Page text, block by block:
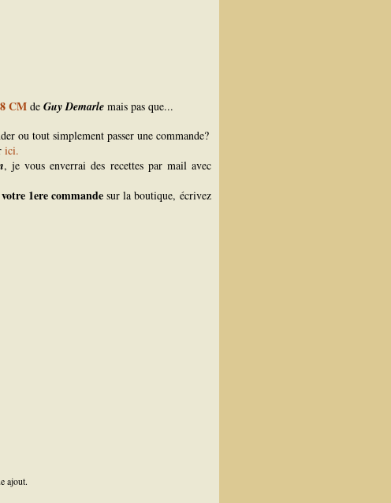
CM de Guy Demarle mais pas que...
ou tout simplement passer une commande?
ici.
, je vous enverrai des recettes par mail avec
1ere commande sur la boutique, écrivez
ajout.